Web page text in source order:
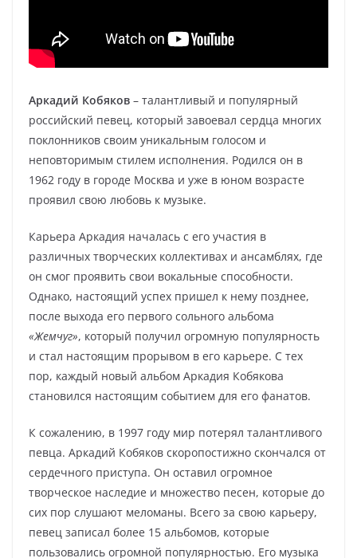
Аркадий Кобяков – талантливый и популярный
российский певец, который завоевал сердца многих
поклонников своим уникальным голосом и
неповторимым стилем исполнения. Родился он в
1962 году в городе Москва и уже в юном возрасте
проявил свою любовь к музыке.
Карьера Аркадия началась с его участия в
различных творческих коллективах и ансамблях, где
он смог проявить свои вокальные способности.
Однако, настоящий успех пришел к нему позднее,
после выхода его первого сольного альбома
«Жемчуг», который получил огромную популярность
и стал настоящим прорывом в его карьере. С тех
пор, каждый новый альбом Аркадия Кобякова
становился настоящим событием для его фанатов.
К сожалению, в 1997 году мир потерял талантливого
певца. Аркадий Кобяков скоропостижно скончался от
сердечного приступа. Он оставил огромное
творческое наследие и множество песен, которые до
сих пор слушают меломаны. Всего за свою карьеру,
певец записал более 15 альбомов, которые
пользовались огромной популярностью. Его музыка